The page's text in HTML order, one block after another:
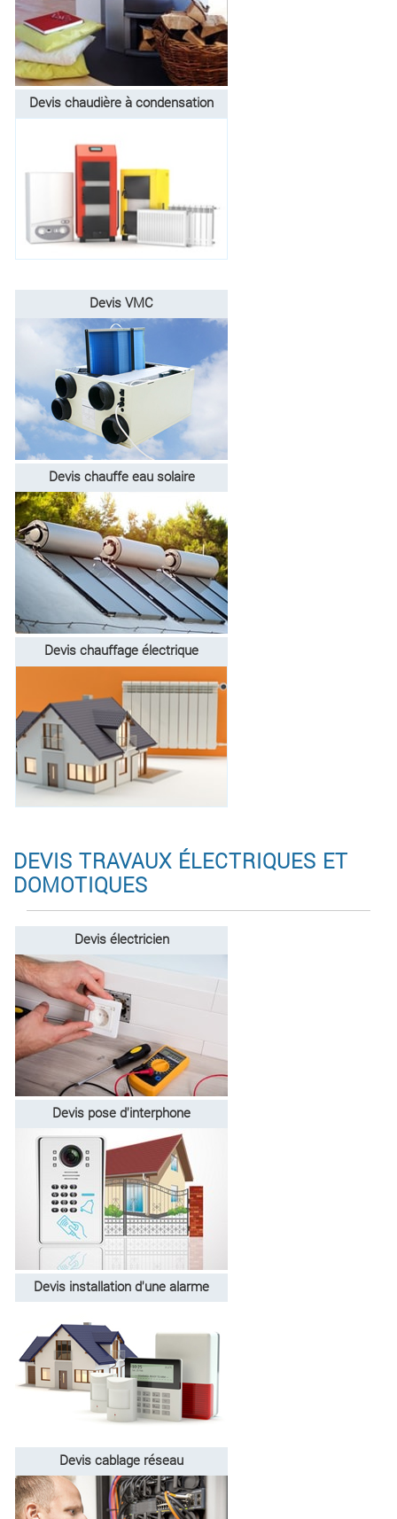
Devis chaudière à condensation
Devis VMC
Devis chauffe eau solaire
Devis chauffage électrique
DEVIS TRAVAUX ÉLECTRIQUES ET
DOMOTIQUES
Devis électricien
Devis pose d'interphone
Devis installation d'une alarme
Devis cablage réseau